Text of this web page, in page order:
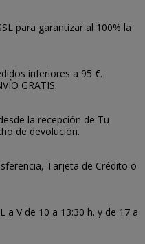
para garantizar al 100% la
inferiores a 95 €.
GRATIS.
la recepción de Tu
de devolución.
Tarjeta de Crédito o
a V de 10 a 13:30 h. y de 17 a